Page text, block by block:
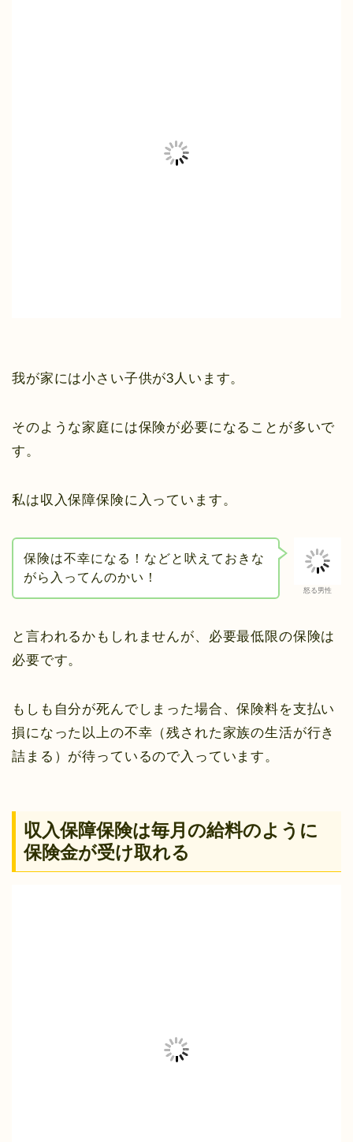
我が家には小さい子供が3人います。
そのような家庭には保険が必要になることが多いで
す。
私は収入保障保険に入っています。
怒る男性
保険は不幸になる！などと吠えておきな
がら入ってんのかい！
と言われるかもしれませんが、必要最低限の保険は
必要です。
もしも自分が死んでしまった場合、保険料を支払い
損になった以上の不幸（残された家族の生活が行き
詰まる）が待っているので入っています。
収入保障保険は毎月の給料のように
保険金が受け取れる